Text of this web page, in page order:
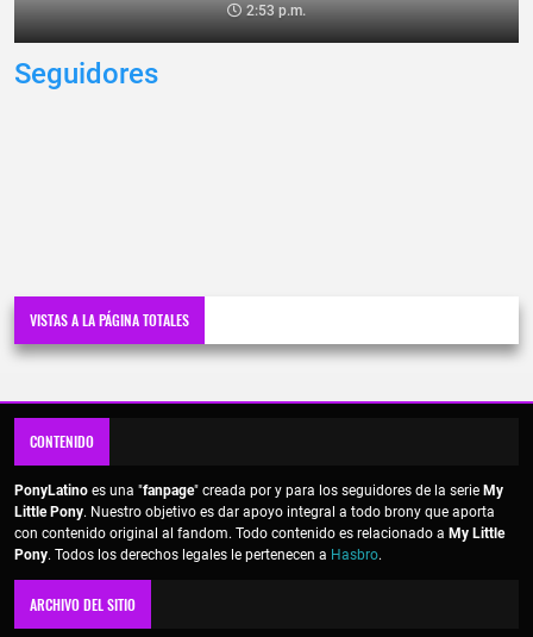
2:53 p.m.
Seguidores
VISTAS A LA PÁGINA TOTALES
CONTENIDO
PonyLatino es una "fanpage" creada por y para los seguidores de la serie My
Little Pony. Nuestro objetivo es dar apoyo integral a todo brony que aporta
con contenido original al fandom. Todo contenido es relacionado a My Little
Pony. Todos los derechos legales le pertenecen a Hasbro.
ARCHIVO DEL SITIO